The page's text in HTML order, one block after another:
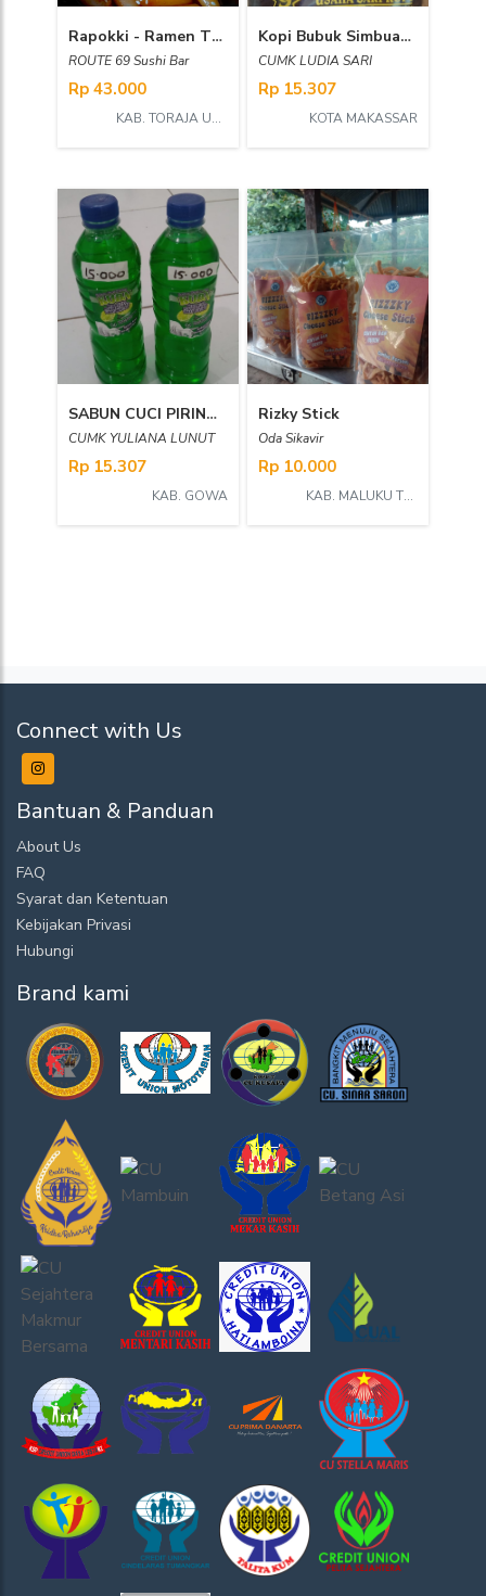
Rapokki - Ramen Tteobokki
ROUTE 69 Sushi Bar
Rp 43.000
KAB. TORAJA UTARA
Kopi Bubuk Simbuang
CUMK LUDIA SARI
Rp 15.307
KOTA MAKASSAR
SABUN CUCI PIRING BESAR
CUMK YULIANA LUNUT
Rp 15.307
KAB. GOWA
Rizky Stick
Oda Sikavir
Rp 10.000
KAB. MALUKU TENGGARA BARAT
Connect with Us
Bantuan & Panduan
About Us
FAQ
Syarat dan Ketentuan
Kebijakan Privasi
Hubungi
Brand kami